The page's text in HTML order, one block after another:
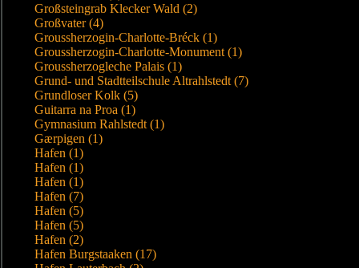
Großsteingrab Klecker Wald (2)
Großvater (4)
Groussherzogin-Charlotte-Bréck (1)
Groussherzogin-Charlotte-Monument (1)
Groussherzogleche Palais (1)
Grund- und Stadtteilschule Altrahlstedt (7)
Grundloser Kolk (5)
Guitarra na Proa (1)
Gymnasium Rahlstedt (1)
Gærpigen (1)
Hafen (1)
Hafen (1)
Hafen (1)
Hafen (7)
Hafen (5)
Hafen (5)
Hafen (2)
Hafen Burgstaaken (17)